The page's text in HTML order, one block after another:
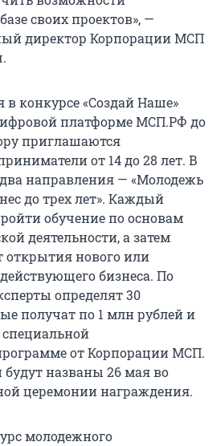
своих проектов», —
директор Корпорации МСП
в конкурсе «Создай Наше»
платформе МСП.РФ до
приглашаются
от 14 до 28 лет. В
направления — «Молодежь
до трех лет». Каждый
обучение по основам
деятельности, а затем
открытия нового или
бизнеса. По
определят 30
получат по 1 млн рублей и
от Корпорации МСП.
названы 26 мая во
церемонии награждения.
молодежного